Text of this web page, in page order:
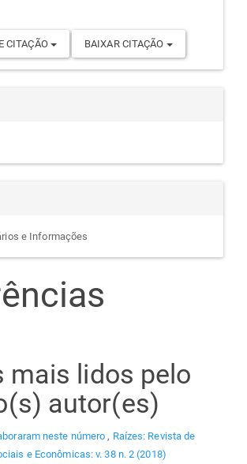
CITAÇÃO BAIXAR CITAÇÃO
e Informações
mais lidos pelo
autor(es)
neste número, Raízes: Revista de
e Econômicas: v. 38 n. 2 (2018)